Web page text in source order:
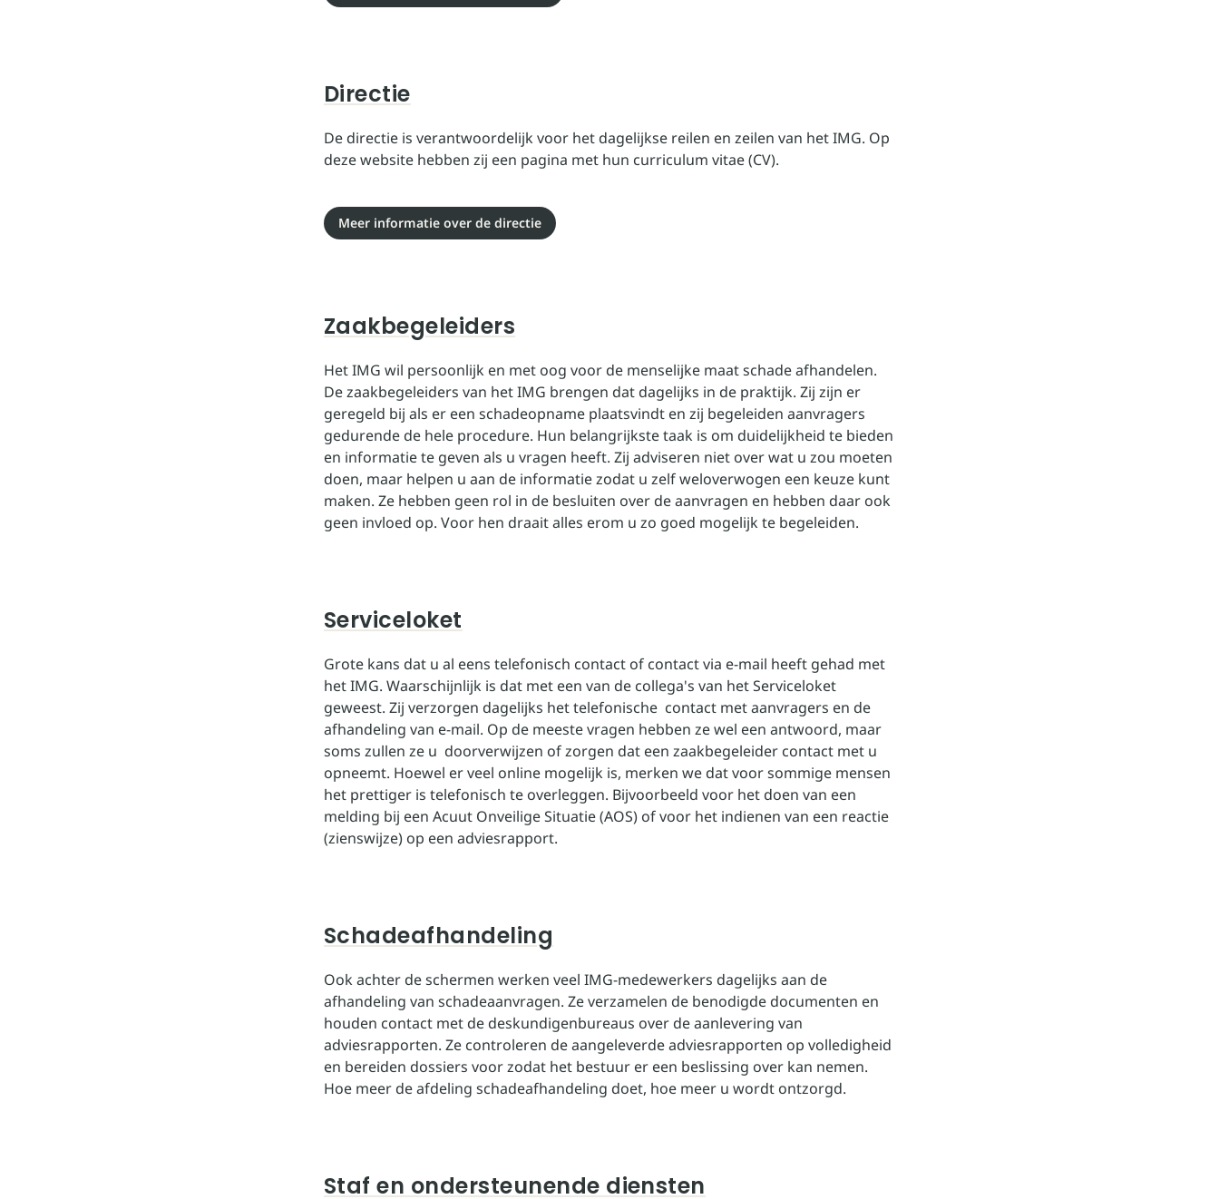
Directie
De directie is verantwoordelijk voor het dagelijkse reilen en zeilen van het IMG. Op
deze website hebben zij een pagina met hun curriculum vitae (CV).
Meer informatie over de directie
Zaakbegeleiders
Het IMG wil persoonlijk en met oog voor de menselijke maat schade afhandelen.
De zaakbegeleiders van het IMG brengen dat dagelijks in de praktijk. Zij zijn er
geregeld bij als er een schadeopname plaatsvindt en zij begeleiden aanvragers
gedurende de hele procedure. Hun belangrijkste taak is om duidelijkheid te bieden
en informatie te geven als u vragen heeft. Zij adviseren niet over wat u zou moeten
doen, maar helpen u aan de informatie zodat u zelf weloverwogen een keuze kunt
maken. Ze hebben geen rol in de besluiten over de aanvragen en hebben daar ook
geen invloed op. Voor hen draait alles erom u zo goed mogelijk te begeleiden.
Serviceloket
Grote kans dat u al eens telefonisch contact of contact via e-mail heeft gehad met
het IMG. Waarschijnlijk is dat met een van de collega's van het Serviceloket
geweest. Zij verzorgen dagelijks het telefonische contact met aanvragers en de
afhandeling van e-mail. Op de meeste vragen hebben ze wel een antwoord, maar
soms zullen ze u doorverwijzen of zorgen dat een zaakbegeleider contact met u
opneemt. Hoewel er veel online mogelijk is, merken we dat voor sommige mensen
het prettiger is telefonisch te overleggen. Bijvoorbeeld voor het doen van een
melding bij een Acuut Onveilige Situatie (AOS) of voor het indienen van een reactie
(zienswijze) op een adviesrapport.
Schadeafhandeling
Ook achter de schermen werken veel IMG-medewerkers dagelijks aan de
afhandeling van schadeaanvragen. Ze verzamelen de benodigde documenten en
houden contact met de deskundigenbureaus over de aanlevering van
adviesrapporten. Ze controleren de aangeleverde adviesrapporten op volledigheid
en bereiden dossiers voor zodat het bestuur er een beslissing over kan nemen.
Hoe meer de afdeling schadeafhandeling doet, hoe meer u wordt ontzorgd.
Staf en ondersteunende diensten